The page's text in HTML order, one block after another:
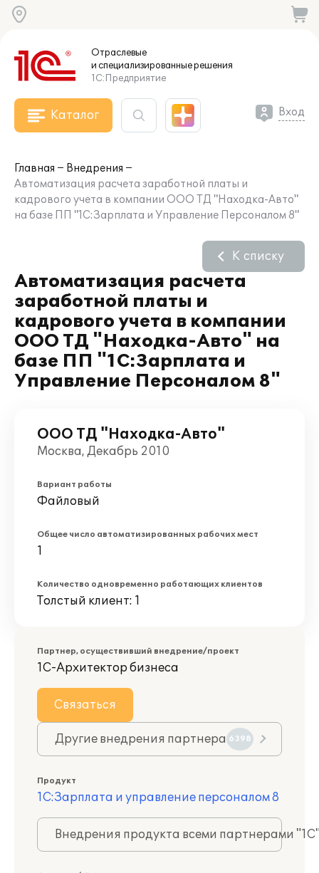
Отраслевые
и специализированныерешения
1С:Предприятие
Каталог Вход
Главная
Внедрения
Автоматизация расчета заработной платы и
кадрового учета в компании ООО ТД "Находка-Авто"
на базе ПП "1С:Зарплата и Управление Персоналом 8"
Автоматизация расчета
заработной платы и
кадрового учета в компании
ООО ТД "Находка-Авто" на
базе ПП "1С:Зарплата и
Управление Персоналом 8"
К списку
ООО ТД "Находка-Авто"
Москва, Декабрь 2010
Вариант работы
Файловый
Общее число автоматизированных рабочих мест
1
Количество одновременно работающих клиентов
Толстый клиент: 1
Партнер, осуществивший внедрение/проект
1С-Архитектор бизнеса
Связаться
Другие внедрения партнера 6398
Продукт
1С:Зарплата и управление персоналом 8
Внедрения продукта всеми партнерами